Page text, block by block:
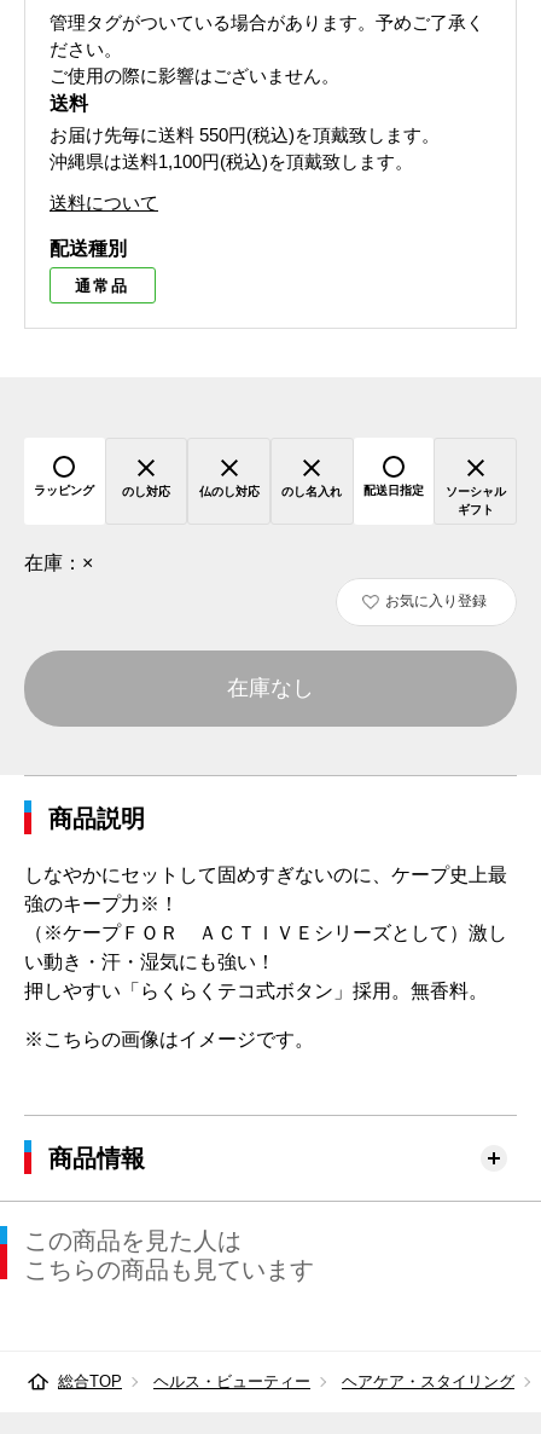
管理タグがついている場合があります。予めご了承く
ださい。
ご使用の際に影響はございません。
送料
お届け先毎に送料 550円(税込)を頂戴致します。
沖縄県は送料1,100円(税込)を頂戴致します。
送料について
配送種別
通常品
ラッピング のし対応 仏のし対応 のし名入れ 配送日指定
ソーシャル
ギフト
在庫： ×
お気に入り登録
在庫なし
商品説明
しなやかにセットして固めすぎないのに、ケープ史上最
強のキープ力※！
（※ケープＦＯＲ ＡＣＴＩＶＥシリーズとして）激し
い動き・汗・湿気にも強い！
押しやすい「らくらくテコ式ボタン」採用。無香料。
※こちらの画像はイメージです。
商品情報
この商品を見た人は
こちらの商品も見ています
総合TOP ヘルス・ビューティー ヘアケア・スタイリング